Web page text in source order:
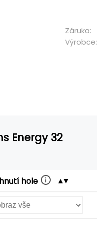
Záruka:
Výrobce:
Energy 32
hole